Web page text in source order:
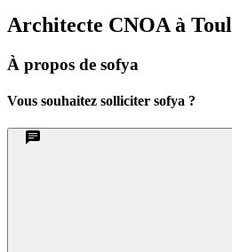
Architecte CNOA à
À propos de sofya
Vous souhaitez solliciter sofya ?